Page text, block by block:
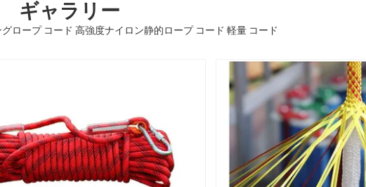
ギャラリー
ロープ コード 高強度ナイロン静的ロープ コード 軽量 コード